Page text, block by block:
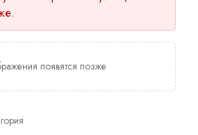
появятся позже